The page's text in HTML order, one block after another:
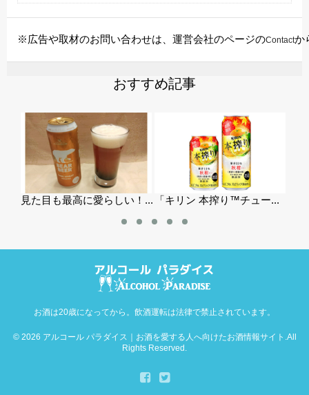
※広告や取材のお問い合わせは、運営会社のページのContactか
おすすめ記事
い！...「キリン 本搾り™チュー... 東北エリア限定『クリアア...
お酒は20歳になってから。飲酒運転は法律で禁止されています。
© 2026 アルコール パラダイス｜お酒を愛する人へ向けたお酒情報サイト .All
Rights Reserved.